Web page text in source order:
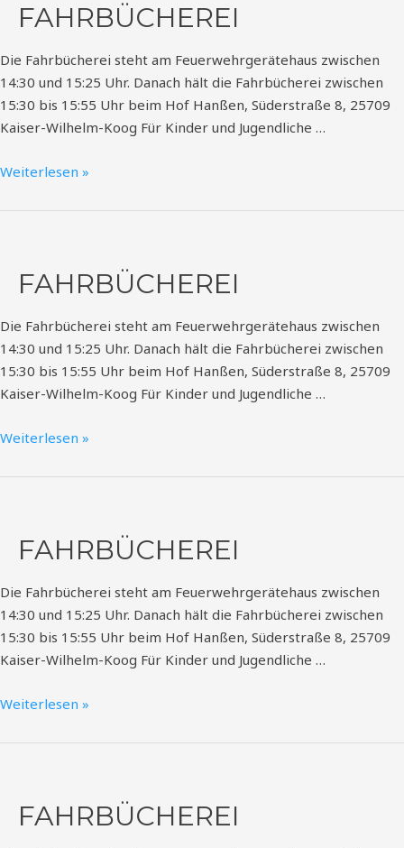
FAHRBÜCHEREI
Die Fahrbücherei steht am Feuerwehrgerätehaus zwischen
14:30 und 15:25 Uhr. Danach hält die Fahrbücherei zwischen
15:30 bis 15:55 Uhr beim Hof Hanßen, Süderstraße 8, 25709
Kaiser-Wilhelm-Koog Für Kinder und Jugendliche …
Weiterlesen »
FAHRBÜCHEREI
Die Fahrbücherei steht am Feuerwehrgerätehaus zwischen
14:30 und 15:25 Uhr. Danach hält die Fahrbücherei zwischen
15:30 bis 15:55 Uhr beim Hof Hanßen, Süderstraße 8, 25709
Kaiser-Wilhelm-Koog Für Kinder und Jugendliche …
Weiterlesen »
FAHRBÜCHEREI
Die Fahrbücherei steht am Feuerwehrgerätehaus zwischen
14:30 und 15:25 Uhr. Danach hält die Fahrbücherei zwischen
15:30 bis 15:55 Uhr beim Hof Hanßen, Süderstraße 8, 25709
Kaiser-Wilhelm-Koog Für Kinder und Jugendliche …
Weiterlesen »
FAHRBÜCHEREI